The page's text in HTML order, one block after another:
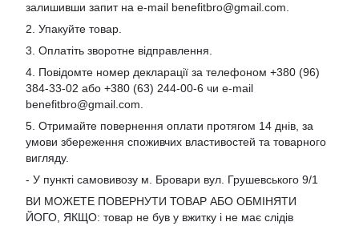
залишивши запит на e-mail benefitbro@gmail.com
2. Упакуйте товар.
3. Оплатіть зворотне відправлення.
4. Повідомте номер декларації за телефоном +380 (96)
384-33-02 або +380 (63) 244-00-6 чи e-mail
benefitbro@gmail.com
5. Отримайте повернення оплати протягом 14 днів, за
умови збереження споживчих властивостей та товарного
вигляду.
- У пункті самовивозу м. Бровари вул. Грушевського 9/1
ВИ МОЖЕТЕ ПОВЕРНУТИ ТОВАР АБО ОБМІНЯТИ
ЙОГО, ЯКЩО: товар не був у вжитку і не має слідів